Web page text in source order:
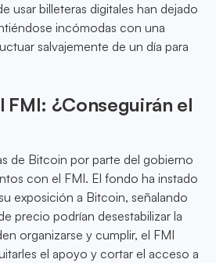
usar billeteras digitales han dejado
incómodas con una
salvajemente de un día para
FMI: ¿Conseguirán el
de Bitcoin por parte del gobierno
con el FMI. El fondo ha instado
exposición a Bitcoin, señalando
precio podrían desestabilizar la
organizarse y cumplir, el FMI
el apoyo y cortar el acceso a